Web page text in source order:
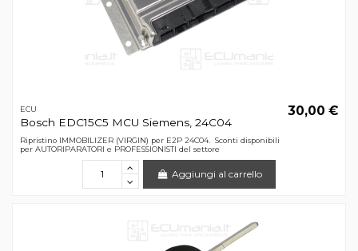
ECU
Bosch EDC15C5 MCU Siemens, 24C04
30,00 €
Ripristino IMMOBILIZER (VIRGIN) per E2P 24C04. Sconti disponibili
per AUTORIPARATORI e PROFESSIONISTI del settore
Aggiungi al carrello